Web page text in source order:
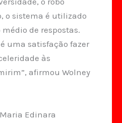
o sistema é utilizado
de respostas.
uma satisfação fazer
às
afirmou Wolney
Edinara